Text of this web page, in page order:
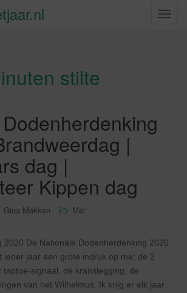
S
stilte
|
dag |
Kippen dag
Gina Makken Mei
2020 De Nationale Dodenherdenking 2020
ieder jaar een grote indruk op me; de 2
taptoe-signaal, de kranslegging, de
van het Wilhelmus. Ik krijg er elk jaar